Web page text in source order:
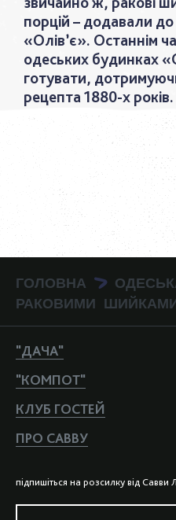
порцій – додавали
«Олів’є». Останнім
одеських будинках
готувати,
рецепта 1880-х років.
ГОЛОВНА >
РАКОВИМИ
"ДАЧА"
"КОМПОТ"
КЛУБ ГОСТЕЙ
ПРО САВВУ
пiдпишiться на розсилку вiд Савви